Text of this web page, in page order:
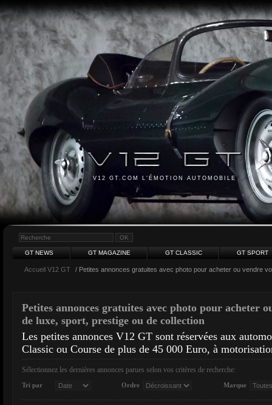
V12 GT.COM L'ÉMOTION AUTOMOBILE
GT NEWS GT MAGAZINE GT CLASSIC GT SPORT
Accueil V12 GT / Petites annonces gratuites avec photo pour acheter ou vendre
Petites annonces gratuites avec photo pour acheter
de luxe, sport, prestige ou de collection
Les petites annonces V12 GT sont réservées aux
Classic ou Course de plus de 45 000 Euro, à
Sélectionnez les dernières annonces parues selon vos critères de recherche:
Tri par Ordre Marque